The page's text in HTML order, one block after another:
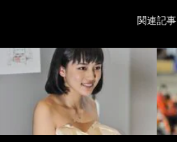
関連記事